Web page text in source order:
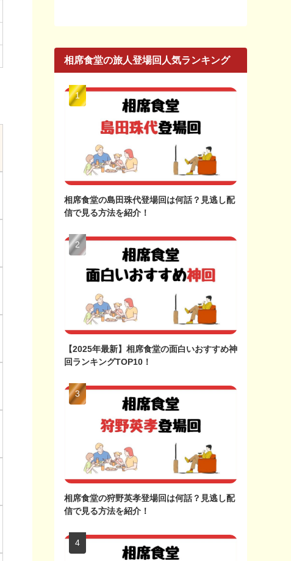
相席食堂の旅人登場回人気ランキング
相席食堂の島田珠代登場回は何話？見逃し配
信で見る方法を紹介！
【2025年最新】相席食堂の面白いおすすめ神
回ランキングTOP10！
相席食堂の狩野英孝登場回は何話？見逃し配
信で見る方法を紹介！